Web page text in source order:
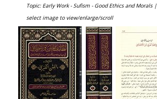
Topic: Early Work - Sufism - Good Ethics and Morals |
select image to view/enlarge/scroll